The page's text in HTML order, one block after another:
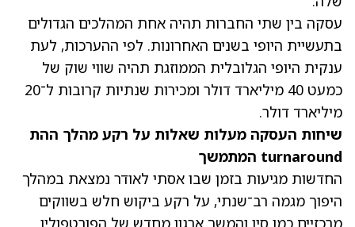
עסקה בין שתי החברות תהיה אחת המהלכים הגדולים
בתעשיית היופי בשנים האחרונות. לפי ההערכות, לעת
ענקית היופי הגלובלית הממוזגת תהיה שווי שוק של
כמעט 40 מיליארד דולר ומכירות שנתיות קרובות ל־20
מיליארד דולר.
שיחות העסקה מעלות שאלות על רקע מהלך ההת
turnaround המתמשך
החדשות מגיעות בזמן שבו אסתי לאודר נמצאת במהלך
היפוך מגמה רב־שנתי, על רקע ביקוש חלש בשווקים
מרכזיים כמו סין והמשך ארגון מחדש של הפורטפוליו.